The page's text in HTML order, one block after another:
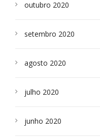
outubro 2020
setembro 2020
agosto 2020
julho 2020
junho 2020